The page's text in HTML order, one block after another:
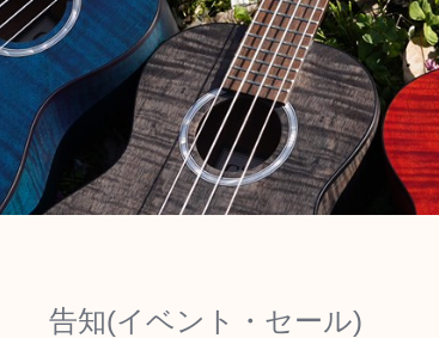
告知(イベント・セール)